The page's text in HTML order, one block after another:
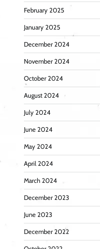
February 2025
January 2025
December 2024
November 2024
October 2024
August 2024
July 2024
June 2024
May 2024
April 2024
March 2024
December 2023
June 2023
December 2022